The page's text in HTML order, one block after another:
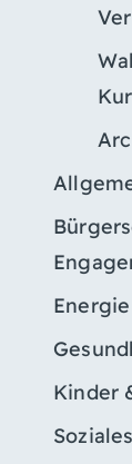
Kinder
Soziales